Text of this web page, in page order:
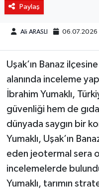
Paylaş
Ali ARASLI 06.07.2026
Uşak’ın Banaz
alanında inceleme
İbrahim Yumaklı,
güvenliği hem de
dünyada saygın bir
Yumaklı, Uşak’ın
eden jeotermal sera
incelemelerde
Yumaklı, tarımın